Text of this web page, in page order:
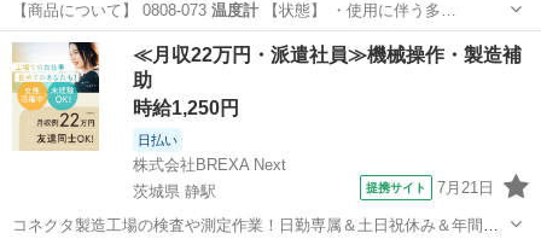
【商品について】 0808-073 温度計 【状態】 ・使用に伴う多…
東京 町田市 家庭用品 現地
≪月収22万円・派遣社員≫機械操作・製造補
助
時給1,250円
日払い
株式会社BREXA Next
茨城県 静駅
提携サイト 7月21日
コネクタ製造工場の検査や測定作業！日勤専属＆土日祝休み＆年間休